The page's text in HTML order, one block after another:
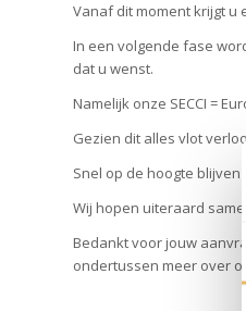
Vanaf dit moment krijgt u
In een volgende fase
dat u wenst.
Namelijk onze SECCI =
Gezien dit alles vlot
Snel op de hoogte blijven
Wij hopen uiteraard
Bedankt voor jouw
ondertussen meer over